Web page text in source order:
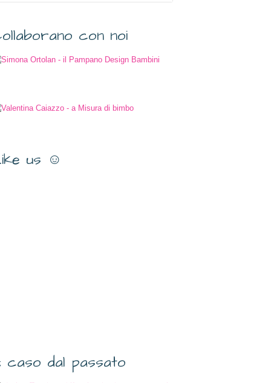
con noi
us ☺
caso dal passato